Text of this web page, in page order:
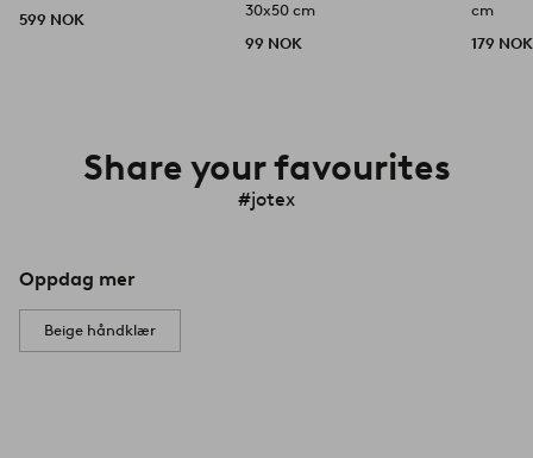
599 NOK
30x50 cm
99 NOK
cm
179 NOK
Share your favourites
#jotex
Oppdag mer
Beige håndklær